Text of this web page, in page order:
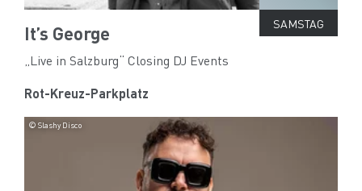
SAMSTAG
It’s George
„Live in Salzburg“ Closing DJ Events
Rot-Kreuz-Parkplatz
© Slashy Disco